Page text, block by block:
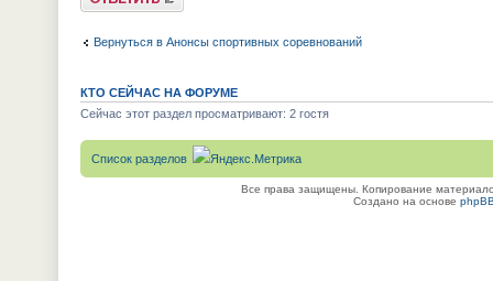
Вернуться в Анонсы спортивных соревнований
КТО СЕЙЧАС НА ФОРУМЕ
Сейчас этот раздел просматривают: 2 гостя
Список разделов
Все права защищены. Копирование
Создано на основе